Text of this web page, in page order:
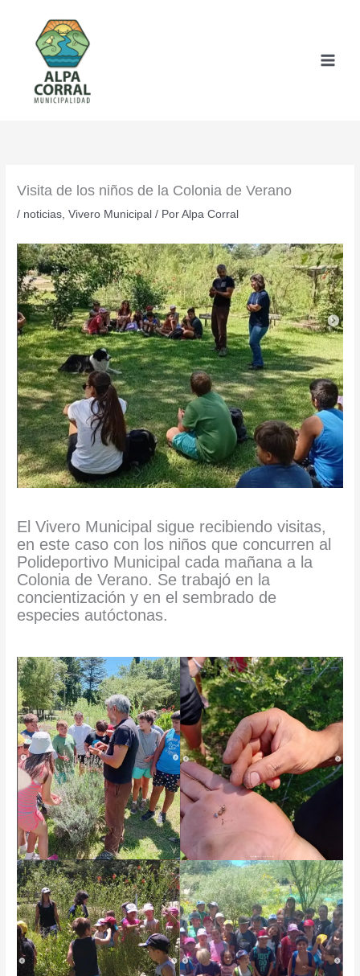
contenido
Visita de los niños de la Colonia de Verano
/ noticias ,Vivero Municipal / PorAlpa Corral
El Vivero Municipal sigue recibiendo visitas,
en este caso con los niños que concurren al
Polideportivo Municipal cada mañana a la
Colonia de Verano. Se trabajó en la
concientización y en el sembrado de
especies autóctonas.